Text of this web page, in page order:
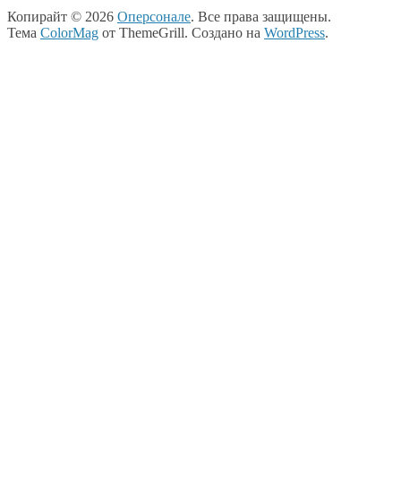
Копирайт © 2026 Оперсонале. Все права защищены.
Тема ColorMag от ThemeGrill. Создано на WordPress.